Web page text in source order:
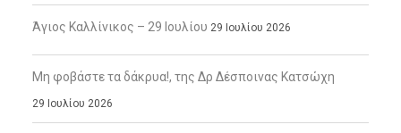
Άγιος Καλλίνικος – 29 Ιουλίου 29 Ιουλίου 2026
Μη φοβάστε τα δάκρυα!, της Δρ Δέσποινας Κατσώχη
29 Ιουλίου 2026